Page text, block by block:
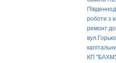
роботи з
ремонт
КП